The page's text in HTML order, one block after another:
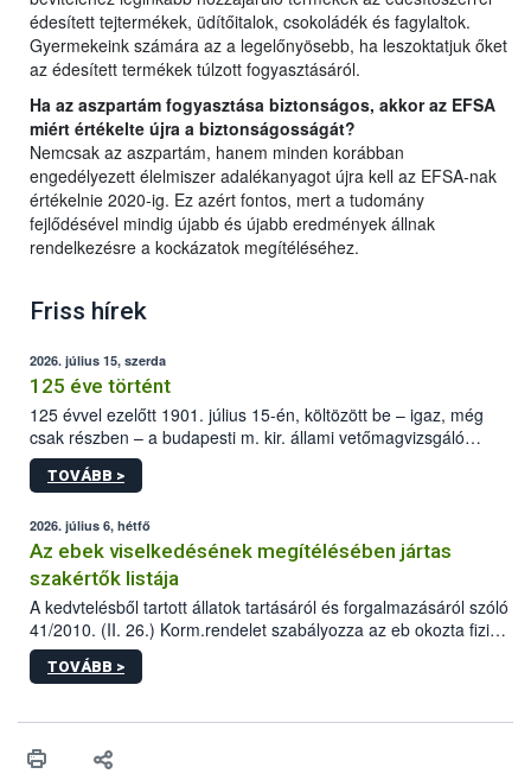
édesített tejtermékek, üdítőitalok, csokoládék és fagylaltok.
Gyermekeink számára az a legelőnyösebb, ha leszoktatjuk őket
az édesített termékek túlzott fogyasztásáról.
Ha az aszpartám fogyasztása biztonságos, akkor az EFSA
miért értékelte újra a biztonságosságát?
Nemcsak az aszpartám, hanem minden korábban
engedélyezett élelmiszer adalékanyagot újra kell az EFSA-nak
értékelnie 2020-ig. Ez azért fontos, mert a tudomány
fejlődésével mindig újabb és újabb eredmények állnak
rendelkezésre a kockázatok megítéléséhez.
Friss hírek
2026. július 15, szerda
125 éve történt
125 évvel ezelőtt 1901. július 15-én, költözött be – igaz, még
csak részben – a budapesti m. kir. állami vetőmagvizsgáló
állomás a Kis Rókus utca 15. szám alatti, Czigler Győző által
tervezett új épületébe.
TOVÁBB >
2026. július 6, hétfő
Az ebek viselkedésének megítélésében jártas
szakértők listája
A kedvtelésből tartott állatok tartásáról és forgalmazásáról szóló
41/2010. (II. 26.) Korm.rendelet szabályozza az eb okozta fizikai
sérülés, illetve ennek veszélye keletkezésekor felmerülő
hatósági feladatokat, valamint a veszélyes eb tartását és annak
vonni az ebek viselkedésének megítélésében jártas szakértőt.
TOVÁBB >